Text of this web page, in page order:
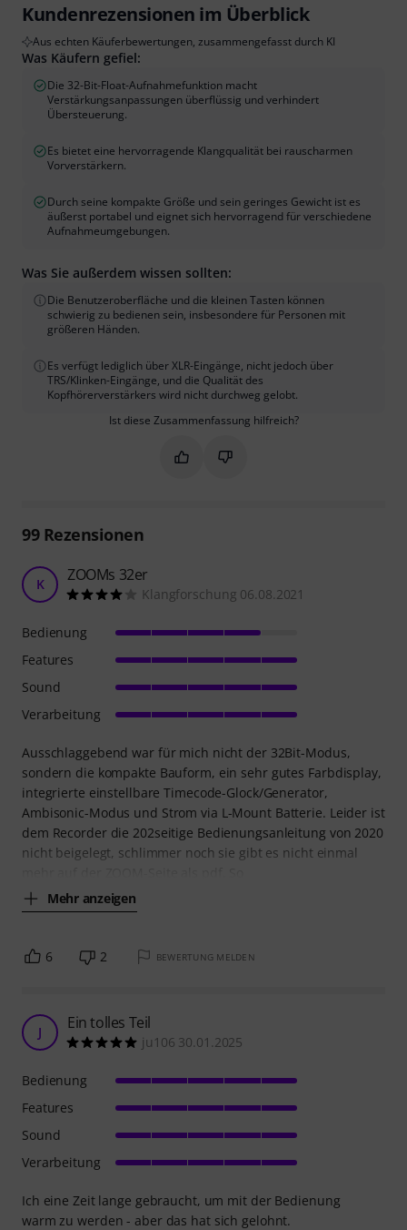
Kundenrezensionen im Überblick
Aus echten Käuferbewertungen, zusammengefasst durch KI
Was Käufern gefiel:
Die 32-Bit-Float-Aufnahmefunktion macht
Verstärkungsanpassungen überflüssig und verhindert
Übersteuerung.
Es bietet eine hervorragende Klangqualität bei rauscharmen
Vorverstärkern.
Durch seine kompakte Größe und sein geringes Gewicht ist es
äußerst portabel und eignet sich hervorragend für verschiedene
Aufnahmeumgebungen.
Was Sie außerdem wissen sollten:
Die Benutzeroberfläche und die kleinen Tasten können
schwierig zu bedienen sein, insbesondere für Personen mit
größeren Händen.
Es verfügt lediglich über XLR-Eingänge, nicht jedoch über
TRS/Klinken-Eingänge, und die Qualität des
Kopfhörerverstärkers wird nicht durchweg gelobt.
Ist diese Zusammenfassung hilfreich?
Markieren Sie diese
Markieren Sie diese
99Rezensionen
K ZOOMs 32er
Klangforschung 06.08.2021
Ausschlaggebend war für mich nicht der 32Bit-Modus,
sondern die kompakte Bauform, ein sehr gutes Farbdisplay,
integrierte einstellbare Timecode-Glock/Generator,
Ambisonic-Modus und Strom via L-Mount Batterie. Leider ist
dem Recorder die 202seitige Bedienungsanleitung von 2020
nicht beigelegt, schlimmer noch sie gibt es nicht einmal
Mehr anzeigen
Bedienung
Features
Sound
Verarbeitung
6 2 BEWERTUNG MELDEN
J Ein tolles Teil
ju106 30.01.2025
Ich eine Zeit lange gebraucht, um mit der Bedienung
warm zu werden - aber das hat sich gelohnt.
Bedienung
Features
Sound
Verarbeitung